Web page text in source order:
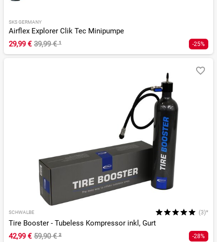
SKS GERMANY
Airflex Explorer Clik Tec Minipumpe
29,99 € 39,99 €¹ -25%
SCHWALBE (3)*
Tire Booster - Tubeless Kompressor inkl, Gurt
42,99 € 59,90 €² -28%